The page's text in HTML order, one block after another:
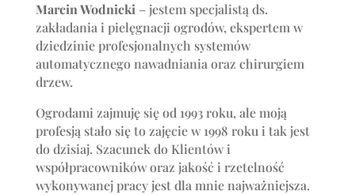
Marcin Wodnicki – jestem specjalistą ds.
zakładania i pielęgnacji ogrodów, ekspertem w
dziedzinie profesjonalnych systemów
automatycznego nawadniania oraz chirurgiem
drzew.
Ogrodami zajmuję się od 1993 roku, ale moją
profesją stało się to zajęcie w 1998 roku i tak jest
do dzisiaj. Szacunek do Klientów i
współpracowników oraz jakość i rzetelność
wykonywanej pracy jest dla mnie najważniejsza.